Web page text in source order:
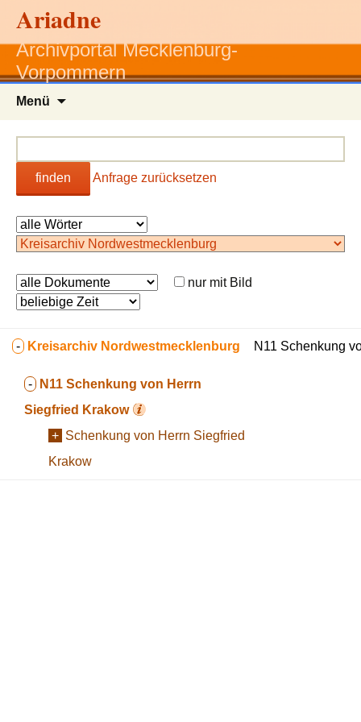
Ariadne
Archivportal Mecklenburg-
Vorpommern
Menü
finden Anfrage zurücksetzen
nur mit Bild
- Kreisarchiv Nordwestmecklenburg
- N11 Schenkung von Herrn
Siegfried Krakow
+ Schenkung von Herrn Siegfried
Krakow
N11 Schenkung